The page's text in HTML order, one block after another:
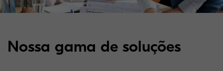
Nossa gama de soluções